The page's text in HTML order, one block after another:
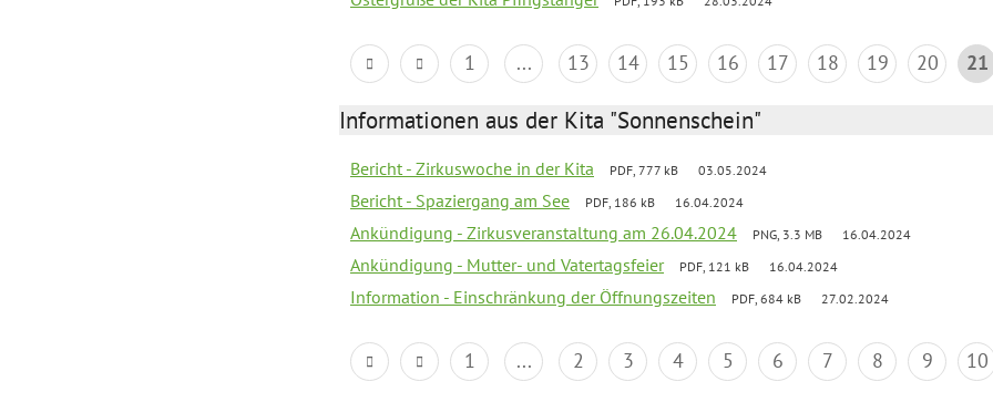
1 ... 13 14 15 16 17 18 19 20 21
Informationen aus der Kita "Sonnenschein"
Bericht - Zirkuswoche in der Kita PDF, 777 kB 03.05.2024
Bericht - Spaziergang am See PDF, 186 kB 16.04.2024
Ankündigung - Zirkusveranstaltung am 26.04.2024 PNG, 3.3 MB 16.04.2024
Ankündigung - Mutter- und Vatertagsfeier PDF, 121 kB 16.04.2024
Information - Einschränkung der Öffnungszeiten PDF, 684 kB 27.02.2024
1 ... 2 3 4 5 6 7 8 9 10